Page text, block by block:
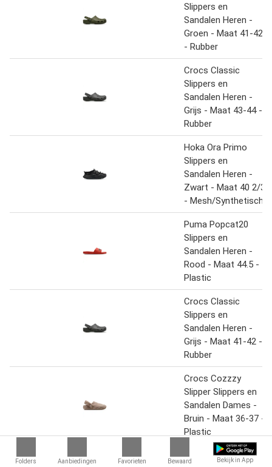
Folders Aanbiedingen Favorieten Bewaard Bekijk in App
Slippers en
Sandalen Heren -
Groen - Maat 41-42
- Rubber
Crocs Classic
Slippers en
Sandalen Heren -
Grijs - Maat 43-44 -
Rubber
Hoka Ora Primo
Slippers en
Sandalen Heren -
Zwart - Maat 40 2/3
- Mesh/Synthetisch
Puma Popcat20
Slippers en
Sandalen Heren -
Rood - Maat 44.5 -
Plastic
Crocs Classic
Slippers en
Sandalen Heren -
Grijs - Maat 41-42 -
Rubber
Crocs Cozzzy
Slipper Slippers en
Sandalen Dames -
Bruin - Maat 36-37 -
Plastic
Crocs Classic